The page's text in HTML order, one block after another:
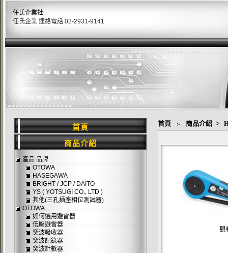
任氏企業社
任氏企業 連絡電話 02-2931-9141
首頁 ﹥ 商品介紹 >
觀
首頁
商品介紹
產品 品牌
OTOWA
HASEGAWA
BRIGHT / JCP / DAITO
YS ( YOTSUGI CO., LTD )
其他(三孔插座相位測試器)
OTOWA
如何選用避雷器
低壓避雷器
突波吸收器
突波記錄器
突波計數器